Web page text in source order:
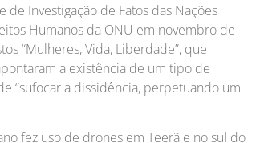
Investigação de Fatos das Nações
Humanos da ONU em novembro de
“Mulheres, Vida, Liberdade”, que
a existência de um tipo de
“sufocar a dissidência, perpetuando um
fez uso de drones em Teerã e no sul do